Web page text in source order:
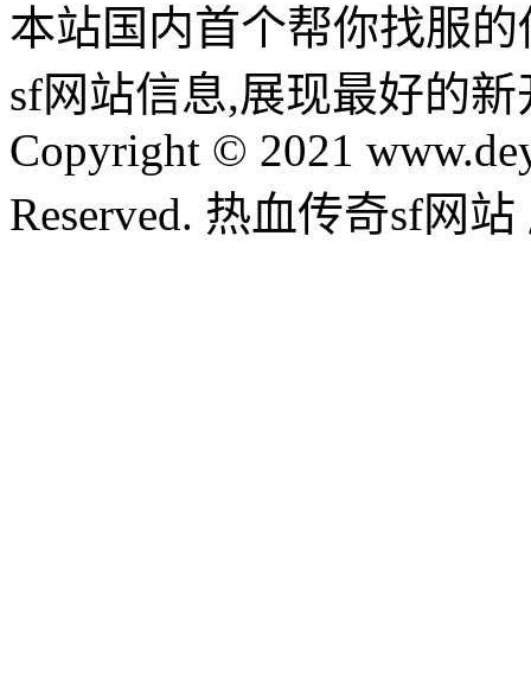
本站国内首个帮你找服
sf网站信息,展现最好的
Copyright © 2021
Reserved. 热血传奇sf网